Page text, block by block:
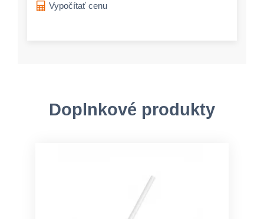
Vypočítať cenu
Doplnkové produkty